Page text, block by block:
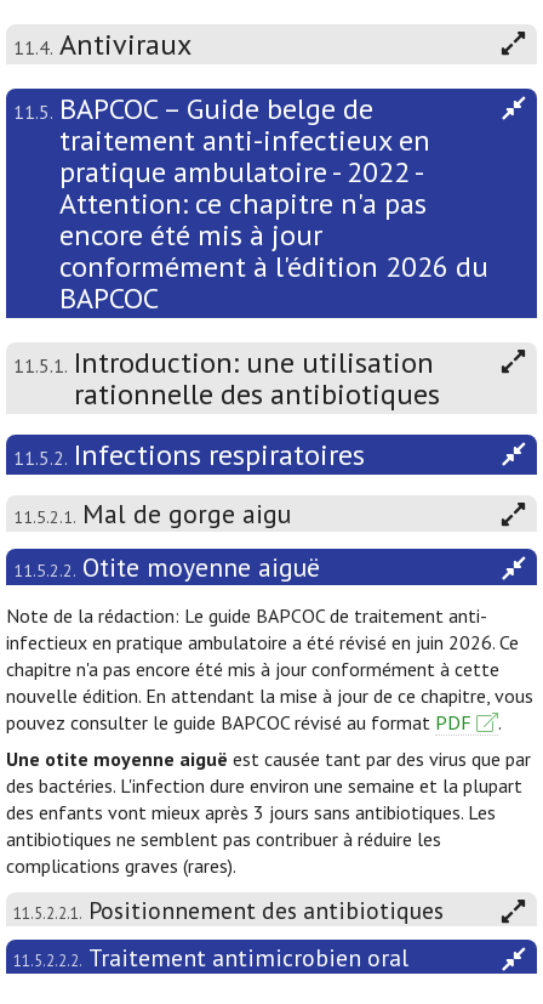
11.4. Antiviraux
11.5. BAPCOC – Guide belge de
traitement anti-infectieux en
pratique ambulatoire - 2022 -
Attention: ce chapitre n'a pas
encore été mis à jour
conformément à l'édition 2026 du
BAPCOC
11.5.1. Introduction: une utilisation
rationnelle des antibiotiques
11.5.2. Infections respiratoires
11.5.2.1. Mal de gorge aigu
11.5.2.2. Otite moyenne aiguë
Note de la rédaction: Le guide BAPCOC de traitement anti-
infectieux en pratique ambulatoire a été révisé en juin 2026. Ce
chapitre n'a pas encore été mis à jour conformément à cette
nouvelle édition. En attendant la mise à jour de ce chapitre, vous
pouvez consulter le guide BAPCOC révisé au format PDF
.
Une otite moyenne aiguë est causée tant par des virus que par
des bactéries. L'infection dure environ une semaine et la plupart
des enfants vont mieux après 3 jours sans antibiotiques. Les
antibiotiques ne semblent pas contribuer à réduire les
complications graves (rares).
11.5.2.2.1. Positionnement des antibiotiques
11.5.2.2.2. Traitement antimicrobien oral